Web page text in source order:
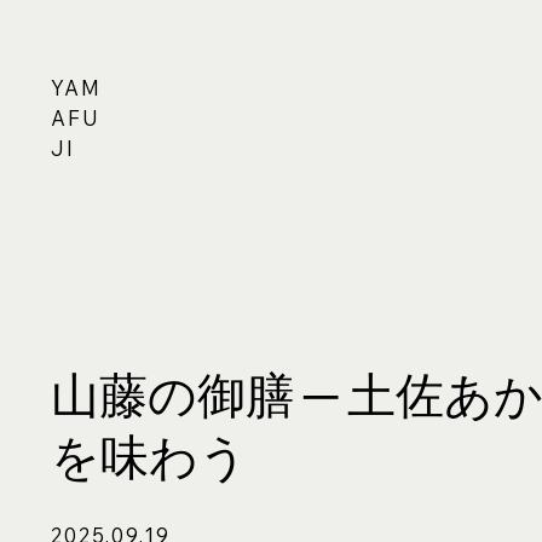
YAM
AFU
JI
山藤の御膳 ─ 土佐あ
を味わう
2025.09.19